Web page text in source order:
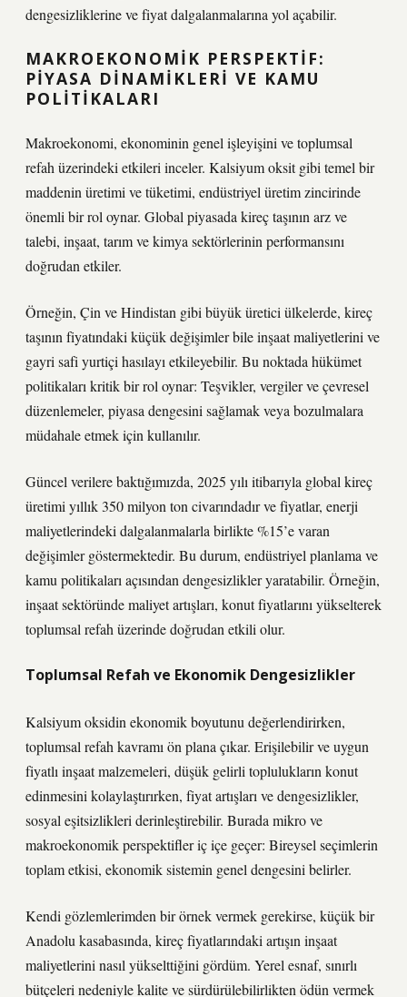
dengesizliklerine ve fiyat dalgalanmalarına yol açabilir.
MAKROEKONOMIK PERSPEKTIF:
PIYASA DINAMIKLERI VE KAMU
POLITIKALARI
Makroekonomi, ekonominin genel işleyişini ve toplumsal
refah üzerindeki etkileri inceler. Kalsiyum oksit gibi temel bir
maddenin üretimi ve tüketimi, endüstriyel üretim zincirinde
önemli bir rol oynar. Global piyasada kireç taşının arz ve
talebi, inşaat, tarım ve kimya sektörlerinin performansını
doğrudan etkiler.
Örneğin, Çin ve Hindistan gibi büyük üretici ülkelerde, kireç
taşının fiyatındaki küçük değişimler bile inşaat maliyetlerini ve
gayri safi yurtiçi hasılayı etkileyebilir. Bu noktada hükümet
politikaları kritik bir rol oynar: Teşvikler, vergiler ve çevresel
düzenlemeler, piyasa dengesini sağlamak veya bozulmalara
müdahale etmek için kullanılır.
Güncel verilere baktığımızda, 2025 yılı itibarıyla global kireç
üretimi yıllık 350 milyon ton civarındadır ve fiyatlar, enerji
maliyetlerindeki dalgalanmalarla birlikte %15’e varan
değişimler göstermektedir. Bu durum, endüstriyel planlama ve
kamu politikaları açısından dengesizlikleryaratabilir. Örneğin,
inşaat sektöründe maliyet artışları, konut fiyatlarını yükselterek
toplumsal refah üzerinde doğrudan etkili olur.
Toplumsal Refah ve Ekonomik Dengesizlikler
Kalsiyum oksidin ekonomik boyutunu değerlendirirken,
toplumsal refah kavramı ön plana çıkar. Erişilebilir ve uygun
fiyatlı inşaat malzemeleri, düşük gelirli toplulukların konut
edinmesini kolaylaştırırken, fiyat artışları vedengesizlikler,
sosyal eşitsizlikleri derinleştirebilir. Burada mikro ve
makroekonomik perspektifler iç içe geçer: Bireysel seçimlerin
toplam etkisi, ekonomik sistemin genel dengesini belirler.
Kendi gözlemlerimden bir örnek vermek gerekirse, küçük bir
Anadolu kasabasında, kireç fiyatlarındaki artışın inşaat
maliyetlerini nasıl yükselttiğini gördüm. Yerel esnaf, sınırlı
bütçeleri nedeniyle kalite ve sürdürülebilirlikten ödün vermek